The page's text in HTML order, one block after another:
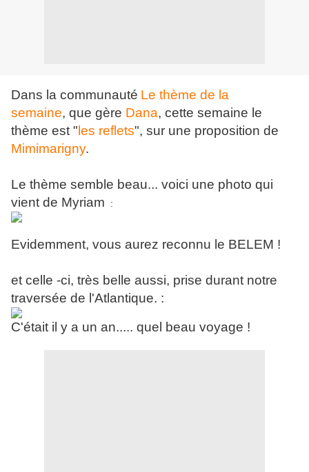
Dans la communauté Le thème de la
semaine, que gère Dana, cette semaine le
thème est " les reflets", sur une proposition de
Mimimarigny.
Le thème semble beau... voici une photo qui
vient de Myriam :
Evidemment, vous aurez reconnu le BELEM !
et celle -ci, très belle aussi, prise durant notre
traversée de l'Atlantique. :
C'était il y a un an..... quel beau voyage !